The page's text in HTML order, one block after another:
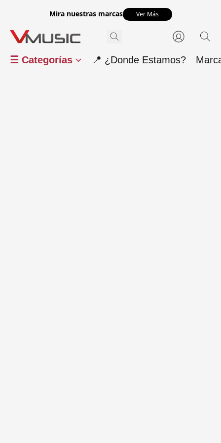
Mira nuestras marcas Ver Más
☰ Categorías 📍 ¿Donde Estamos?